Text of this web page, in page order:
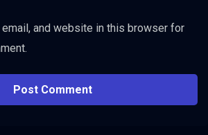
email, and website in this browser for